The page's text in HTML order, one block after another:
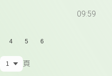
09:59
4 5 6
頁